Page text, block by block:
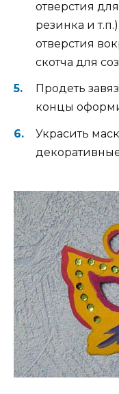
отверстия
резинка и
отверстия
скотча для
Продеть
концы
Украсить